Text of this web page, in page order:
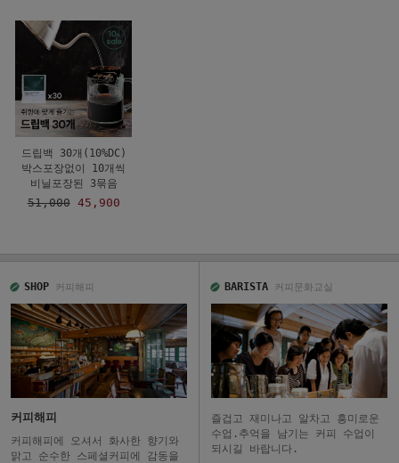
드립백 30개(10%DC)
박스포장없이 10개씩
비닐포장된 3묶음
51,00045,900
SHOP 커피해피
커피해피
커피해피에 오셔서 화사한 향기와
맑고 순수한 스페셜커피에 감동을
BARISTA 커피문화교실
즐겁고 재미나고 알차고 흥미로운
수업.추억을 남기는 커피 수업이
되시길 바랍니다.